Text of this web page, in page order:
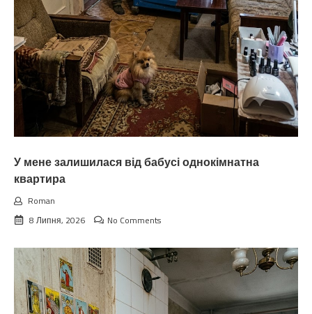
У мене залишилася від бабусі однокімнатна
квартира
Roman
8 Липня, 2026
No Comments